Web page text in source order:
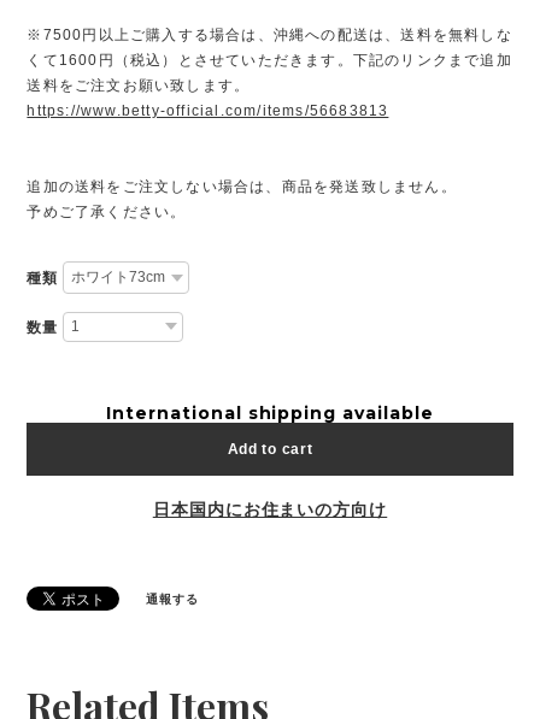
※7500円以上ご購入する場合は、沖縄への配送は、送料を無料しな
くて1600円（税込）とさせていただきます。下記のリンクまで追加
送料をご注文お願い致します。
https://www.betty-official.com/items/56683813
追加の送料をご注文しない場合は、商品を発送致しません。
予めご了承ください。
種類
数量
International shipping available
Add to cart
日本国内にお住まいの方向け
通報する
Related Items